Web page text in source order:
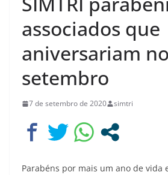
associados que
aniversariam
setembro
7 de setembro de 2020 simtri
Parabéns por mais um ano de vida